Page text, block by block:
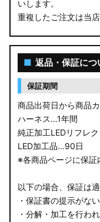
いします。
重複したご注文は当
■ 返品・保証につ
保証期間
商品出荷日から商品
ハーネス…1年間
純正加工LEDリフレ
LED加工品…90日
※各商品ページに保証
以下の場合、保証は
・保証書の提示がな
・分解・加工を行わ